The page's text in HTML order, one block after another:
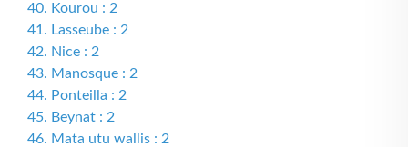
40. Kourou : 2
41. Lasseube : 2
42. Nice : 2
43. Manosque : 2
44. Ponteilla : 2
45. Beynat : 2
46. Mata utu wallis : 2